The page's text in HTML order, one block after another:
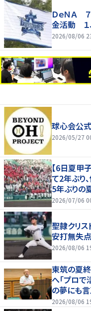
ＤｅＮＡ
金活動 １
2026/08/06
球心会公
2026/05/27
【6日夏甲
て2年ぶり
5年ぶりの
2026/07/06
聖隷クリ
安打無失
2026/08/06
東筑の夏
へ「プロで
の夢にも言
2026/08/06